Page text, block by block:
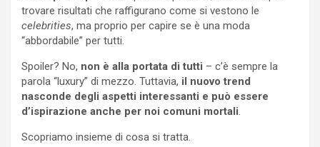
trovare risultati che raffigurano come si vestono le
celebrities, ma proprio per capire se è una moda
“abbordabile” per tutti.
Spoiler? No, non è alla portata di tutti – c’è sempre la
parola “luxury” di mezzo. Tuttavia, il nuovo trend
nasconde degli aspetti interessanti e può essere
d’ispirazione anche per noi comuni mortali.
Scopriamo insieme di cosa si tratta.